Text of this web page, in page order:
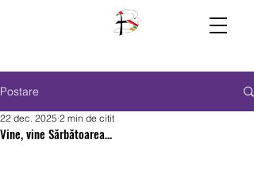
Postare
Vine, vine Sărbătoarea…
22 dec. 2025 2 min de citit